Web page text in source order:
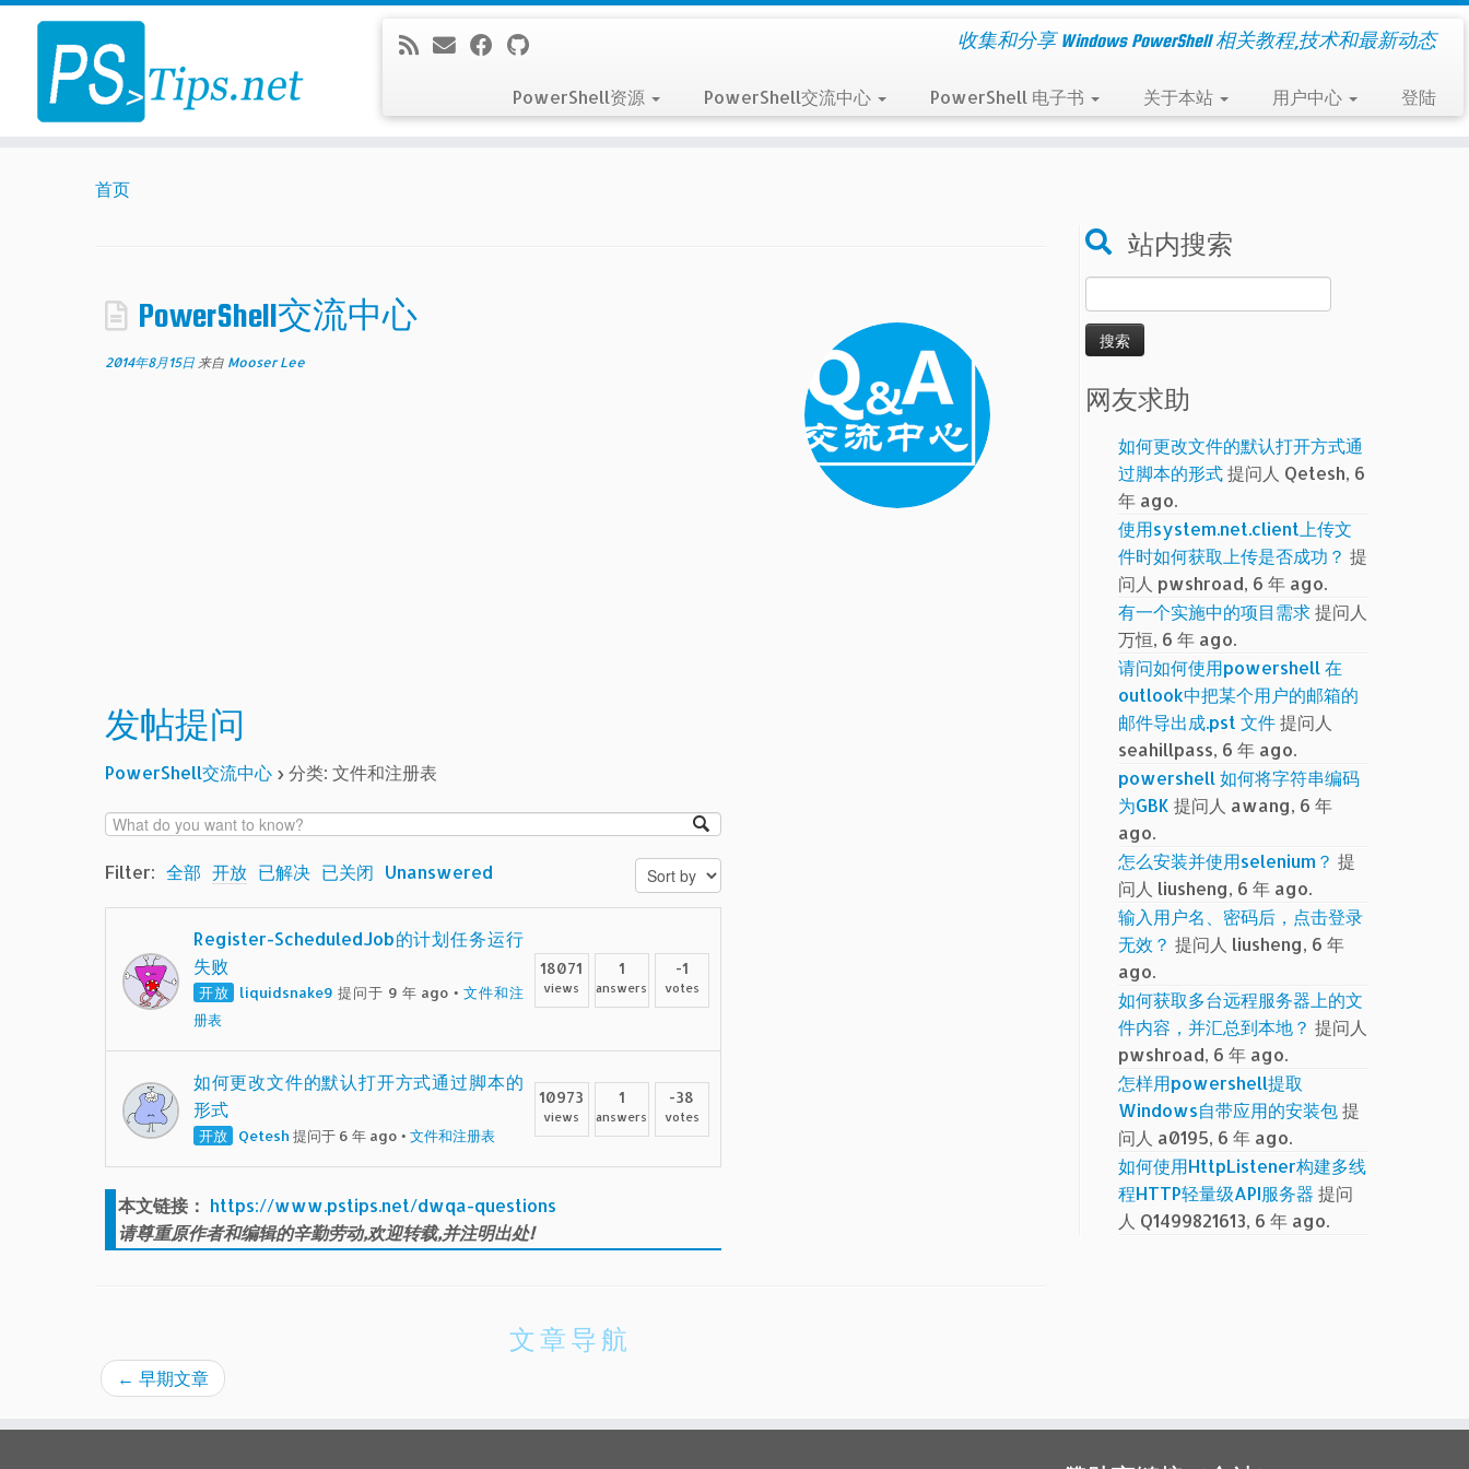
Skip
content
收集和分享 Windows PowerShell 相关教程,技术和最新动态
PowerShell资源 PowerShell交流中心 PowerShell 电子书 关于本站 用户中心 登陆
首页
PowerShell交流中心
2014年8月15日 来自 Mooser Lee
发帖提问
PowerShell交流中心› 分类: 文件和注册表
Filter: 全部 开放 已解决 已关闭 Unanswered
Register-ScheduledJob的计划任务运行
失败
开放 liquidsnake9 提问于 9 年 ago • 文件和注
册表
18071
views
1
answers
-1
votes
如何更改文件的默认打开方式通过脚本的
形式
开放 Qetesh 提问于 6 年 ago • 文件和注册表
10973
views
1
answers
-38
votes
本文链接： https://www.pstips.net/dwqa-questions
请尊重原作者和编辑的辛勤劳动,欢迎转载,并注明出处!
文章导航
← 早期文章
站内搜索
索：
网友求助
如何更改文件的默认打开方式通
过脚本的形式提问人 Qetesh, 6
年 ago.
使用system.net.client上传文
件时如何获取上传是否成功？ 提
问人 pwshroad, 6 年 ago.
有一个实施中的项目需求提问人
万恒, 6 年 ago.
请问如何使用powershell 在
outlook中把某个用户的邮箱的
邮件导出成.pst 文件提问人
seahillpass, 6 年 ago.
powershell 如何将字符串编码
为GBK 提问人 awang, 6 年
ago.
怎么安装并使用selenium？ 提
问人 liusheng, 6 年 ago.
输入用户名、密码后，点击登录
无效？ 提问人 liusheng, 6 年
ago.
如何获取多台远程服务器上的文
件内容，并汇总到本地？ 提问人
pwshroad, 6 年 ago.
怎样用powershell提取
Windows自带应用的安装包提
问人 a0195, 6 年 ago.
如何使用HttpListener构建多线
程HTTP轻量级API服务器 提问
人 Q1499821613, 6 年 ago.